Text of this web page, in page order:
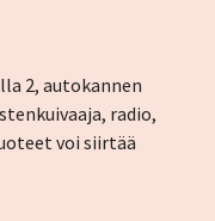
2, autokannen
radio,
voi siirtää